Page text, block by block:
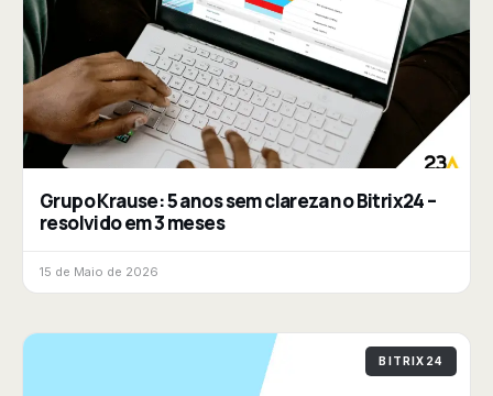
Grupo Krause: 5 anos sem clareza no Bitrix24 –
resolvido em 3 meses
15 de Maio de 2026
BITRIX24